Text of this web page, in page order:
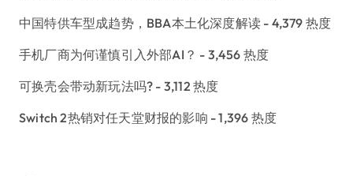
中国特供车型成趋势，BBA本土化深度解读 - 4,379 热度
手机厂商为何谨慎引入外部AI？ - 3,456 热度
可换壳会带动新玩法吗? - 3,112 热度
Switch 2热销对任天堂财报的影响 - 1,396 热度